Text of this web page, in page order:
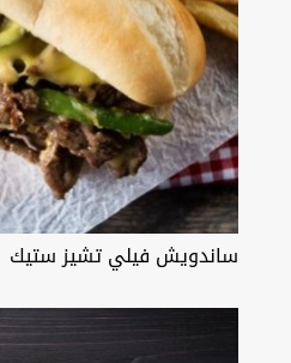
ساندويش فيلي تشيز ستيك